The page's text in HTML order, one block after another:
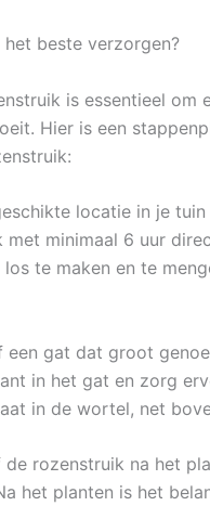
beste verzorgen?
is essentieel
Hier is een
locatie in je
minimaal 6 uur
te maken en te
een gat dat groot
in het gat en zorg
in de wortel, net
de rozenstruik na het
het planten is het